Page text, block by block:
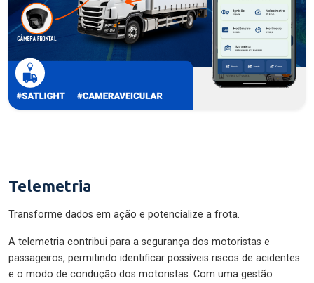
Telemetria
Transforme dados em ação e potencialize a frota.
A telemetria contribui para a segurança dos motoristas e
passageiros, permitindo identificar possíveis riscos de acidentes
e o modo de condução dos motoristas. Com uma gestão